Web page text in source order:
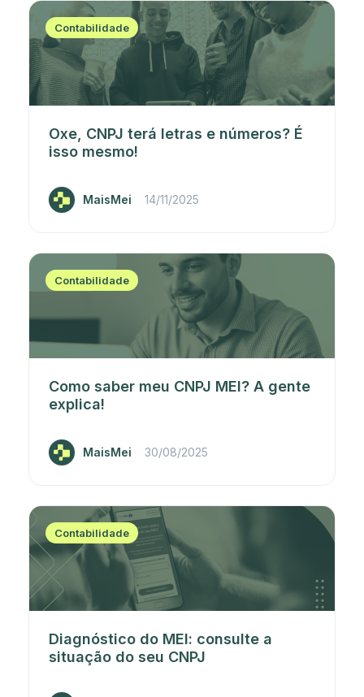
Contabilidade
Oxe, CNPJ terá letras e números? É
isso mesmo!
MaisMei 14/11/2025
Contabilidade
Como saber meu CNPJ MEI? A gente
explica!
MaisMei 30/08/2025
Contabilidade
Diagnóstico do MEI: consulte a
situação do seu CNPJ